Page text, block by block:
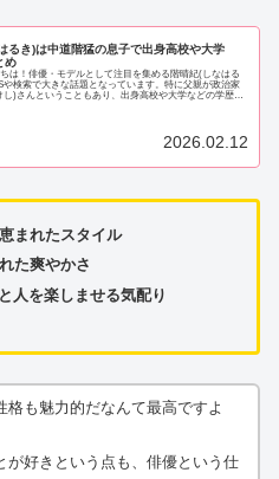
るき)は中道階猛の息子で出身高校や大学
め
は！俳優・モデルとして注目を集める階晴紀(しなはる
や検索で大きな話題となっています。特に父親が政治家
し)さんということもあり、出身高校や大学などの学歴に
2026.02.12
まれたスタイル
た爽やかさ
人を楽しませる気配り
格も魅力的だなんて最高ですよ
が好きという点も、俳優という仕